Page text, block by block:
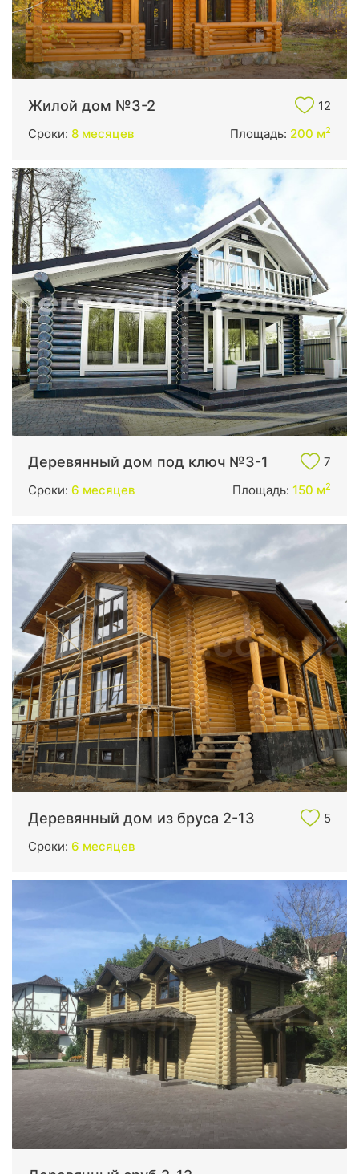
Жилой дом №3-2
12
Сроки: 8 месяцев Площадь: 200 м2
Деревянный дом под ключ №3-1
7
Сроки: 6 месяцев Площадь: 150 м2
Деревянный дом из бруса 2-13
5
Сроки: 6 месяцев